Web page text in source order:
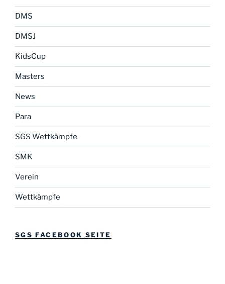
DMS
DMSJ
KidsCup
Masters
News
Para
SGS Wettkämpfe
SMK
Verein
Wettkämpfe
SGS FACEBOOK SEITE